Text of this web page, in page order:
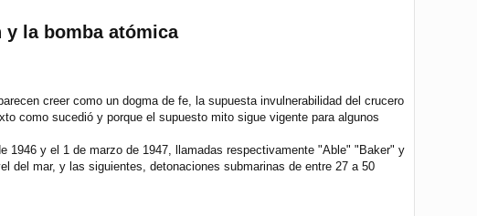
la bomba atómica
creer como un dogma de fe, la supuesta invulnerabilidad del crucero
como sucedió y porque el supuesto mito sigue vigente para algunos
1946 y el 1 de marzo de 1947, llamadas respectivamente "Able" "Baker" y
del mar, y las siguientes, detonaciones submarinas de entre 27 a 50